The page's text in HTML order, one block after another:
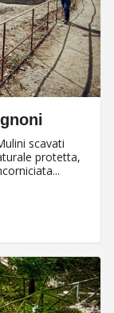
scavati
protetta,